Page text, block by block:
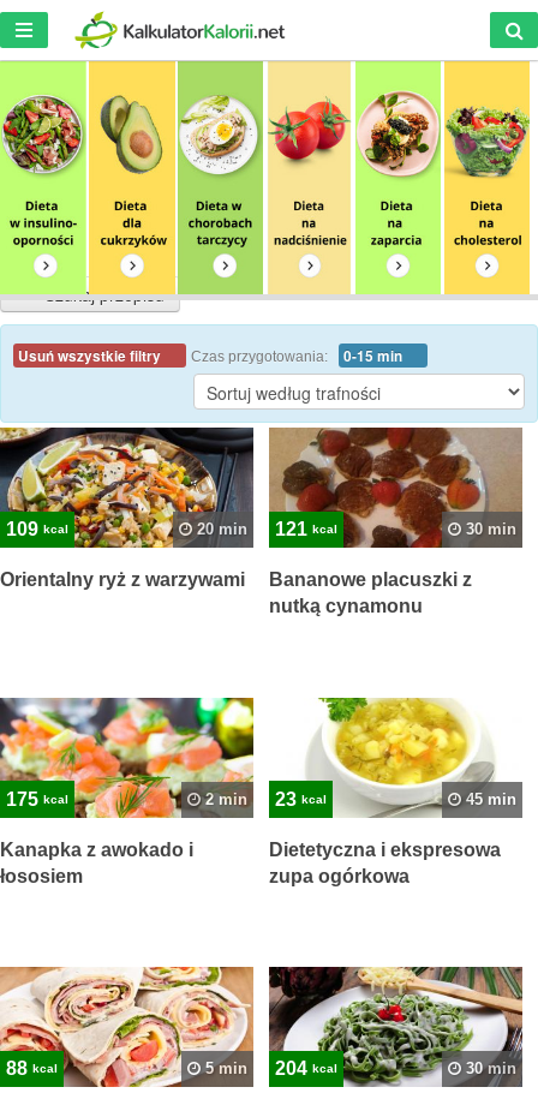
Szukaj przepisu
Usuń wszystkie filtry Czas przygotowania: 0-15 min
109 kcal 20 min
Orientalny ryż z warzywami
121 kcal 30 min
Bananowe placuszki z
nutką cynamonu
175 kcal 2 min
Kanapka z awokado i
łososiem
23 kcal 45 min
Dietetyczna i ekspresowa
zupa ogórkowa
88 kcal 5 min 204 kcal 30 min